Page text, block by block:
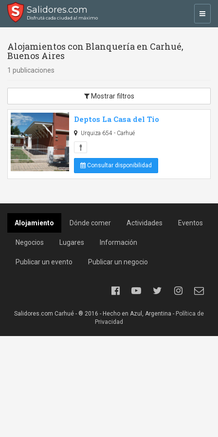
Salidores.com
Disfrutá cada ciudad al máximo
Alojamientos con Blanquería en Carhué,
Buenos Aires
1 publicaciones
Mostrar filtros
Deptos La Casa del Tio
Urquiza 654 - Carhué
Consultar disponibilidad
Alojamiento Dónde comer Actividades Eventos
Negocios Lugares Información
Publicar un evento Publicar un negocio
Salidores.com Carhué - ® 2016 - Hecho en Azul, Argentina - Política de
Privacidad